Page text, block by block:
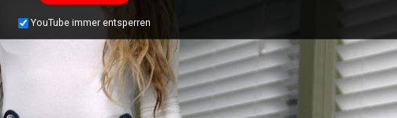
YouTube immer entsperren